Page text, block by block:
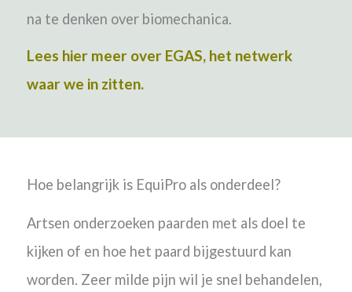
na te denken over biomechanica.
Lees hier meer over EGAS, het netwerk
waar we in zitten.
Hoe belangrijk is EquiPro als onderdeel?
Artsen onderzoeken paarden met als doel te
kijken of en hoe het paard bijgestuurd kan
worden. Zeer milde pijn wil je snel behandelen,